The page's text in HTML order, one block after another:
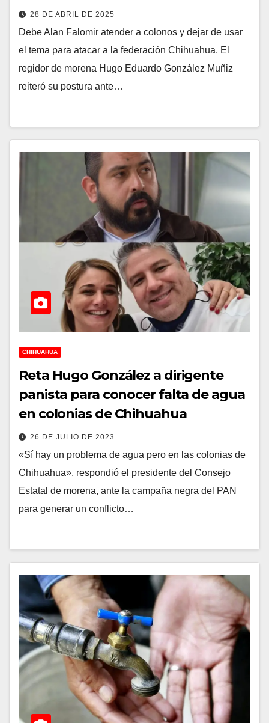
28 DE ABRIL DE 2025
Debe Alan Falomir atender a colonos y dejar de usar
el tema para atacar a la federación Chihuahua. El
regidor de morena Hugo Eduardo González Muñiz
reiteró su postura ante…
CHIHUAHUA
Reta Hugo González a dirigente
panista para conocer falta de agua
en colonias de Chihuahua
26 DE JULIO DE 2023
«Sí hay un problema de agua pero en las colonias de
Chihuahua», respondió el presidente del Consejo
Estatal de morena, ante la campaña negra del PAN
para generar un conflicto…